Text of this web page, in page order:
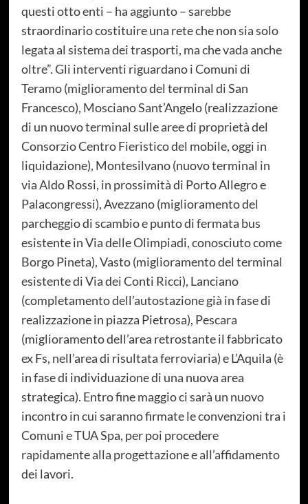
questi otto enti – ha aggiunto – sarebbe
straordinario costituire una rete che non sia solo
legata al sistema dei trasporti, ma che vada anche
oltre”. Gli interventi riguardano i Comuni di
Teramo (miglioramento del terminal di San
Francesco), Mosciano Sant’Angelo (realizzazione
di un nuovo terminal sulle aree di proprietà del
Consorzio Centro Fieristico del mobile, oggi in
liquidazione), Montesilvano (nuovo terminal in
via Aldo Rossi, in prossimità di Porto Allegro e
Palacongressi), Avezzano (miglioramento del
parcheggio di scambio e punto di fermata bus
esistente in Via delle Olimpiadi, conosciuto come
Borgo Pineta), Vasto (miglioramento del terminal
esistente di Via dei Conti Ricci), Lanciano
(completamento dell’autostazione già in fase di
realizzazione in piazza Pietrosa), Pescara
(miglioramento dell’area retrostante il fabbricato
ex Fs, nell’area di risultata ferroviaria) e L’Aquila (è
in fase di individuazione di una nuova area
strategica). Entro fine maggio ci sarà un nuovo
incontro in cui saranno firmate le convenzioni tra i
Comuni e TUA Spa, per poi procedere
rapidamente alla progettazione e all’affidamento
dei lavori.